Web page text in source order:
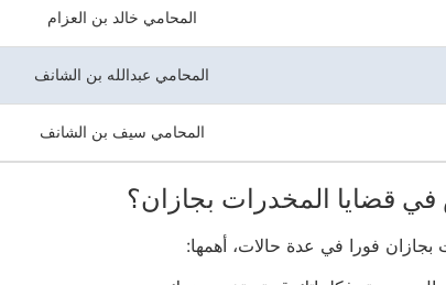
المحامي خالد بن العزام
المحامي عبدالله بن الشانف
المحامي سيف بن الشانف
قضايا المخدرات بجازان؟
فورا في عدة حالات، أهمها: